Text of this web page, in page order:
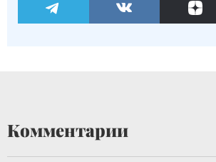
Комментарии